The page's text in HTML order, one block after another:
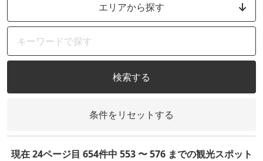
エリアから探す
検索する
条件をリセットする
現在 24ページ目 654件中 553 〜 576 までの観光スポット